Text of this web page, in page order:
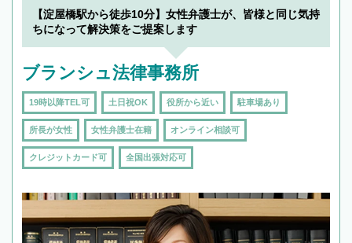
でフィーリングも重要です。実際に電話や面談
で複数の弁護士と会話をしてウマが合う方に依
【淀屋橋駅から徒歩10分】女性弁護士が、皆様と同じ気持
ちになって解決策をご提案します
ブランシュ法律事務所
19時以降TEL可 土日祝OK 役所から近い 駐車場あり
所長が女性 女性弁護士在籍 オンライン相談可
クレジットカード可 全国出張対応可